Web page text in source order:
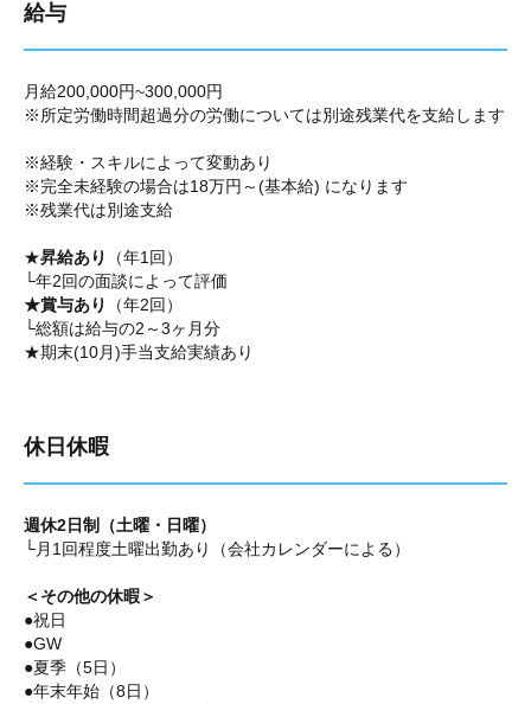
給与
月給200,000円~300,000円
※所定労働時間超過分の労働については別途残業代を支給します
※経験・スキルによって変動あり
※完全未経験の場合は18万円～(基本給) になります
※残業代は別途支給
★昇給あり
（年1回）
└年2回の面談によって評価
★賞与あり
（年2回）
└総額は給与の2～3ヶ月分
★期末(10月)手当支給実績あり
休日休暇
週休2日制（土曜・日曜）
└月1回程度土曜出勤あり（会社カレンダーによる）
＜その他の休暇＞
●祝日
●GW
●夏季（5日）
●年末年始（8日）